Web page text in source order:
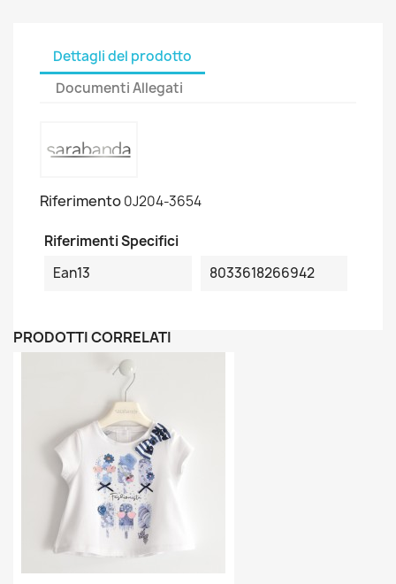
Dettagli del prodotto
Documenti Allegati
Riferimento0J204-3654
Riferimenti Specifici
Ean13
8033618266942
PRODOTTI CORRELATI